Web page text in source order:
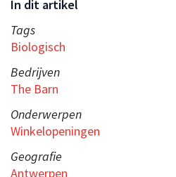
In dit artikel
Tags
Biologisch
Bedrijven
The Barn
Onderwerpen
Winkelopeningen
Geografie
Antwerpen